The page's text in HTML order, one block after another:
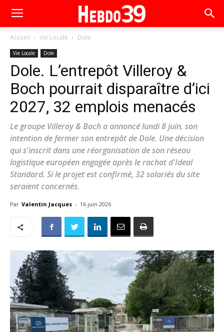
Accueil Vie Locale Dole
Vie Locale Dole
Dole. L’entrepôt Villeroy &
Boch pourrait disparaître d’ici
2027, 32 emplois menacés
Le groupe Villeroy & Boch a annoncé lundi 8 juin, son
intention de fermer son entrepôt de Dole. Une décision
qui s'inscrit dans une réorganisation de son réseau
logistique européen engagée après le rachat d'Ideal
Standard. Si le projet est confirmé, 32 salariés du site
seraient concernés.
Par Valentin Jacques - 16 juin 2026